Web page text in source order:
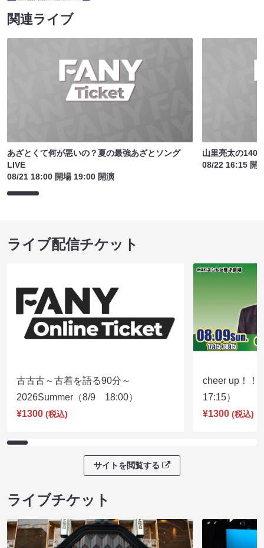
関連ライブ
あざとくて何が悪いの？夏の最強あざとソング
LIVE
08/21 18:00 開場 19:00 開演
山里亮太の140
08/22 16:15 開
ライブ配信チケット
古古古～古着を語る90分～
2026Summer（8/9 18:00）
¥1300 (税込)
cheer up！
17:15）
¥1300 (税込)
サイトを閲覧する
ライブチケット